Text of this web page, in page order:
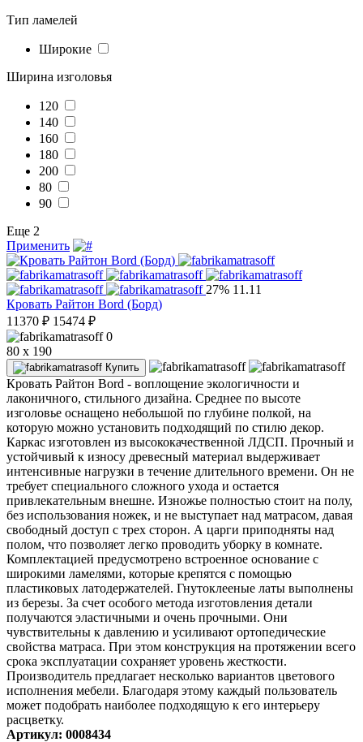
Тип ламелей
Широкие
Ширина изголовья
120
140
160
180
200
80
90
Еще 2
Применить
27% 11.11
Кровать Райтон Bord (Борд)
11370 ₽ 15474 ₽
0
80 x 190
Купить
Кровать Райтон Bord - воплощение экологичности и
лаконичного, стильного дизайна. Среднее по высоте
изголовье оснащено небольшой по глубине полкой, на
которую можно установить подходящий по стилю декор.
Каркас изготовлен из высококачественной ЛДСП. Прочный и
устойчивый к износу древесный материал выдерживает
интенсивные нагрузки в течение длительного времени. Он не
требует специального сложного ухода и остается
привлекательным внешне. Изножье полностью стоит на полу,
без использования ножек, и не выступает над матрасом, давая
свободный доступ с трех сторон. А царги приподняты над
полом, что позволяет легко проводить уборку в комнате.
Комплектацией предусмотрено встроенное основание с
широкими ламелями, которые крепятся с помощью
пластиковых латодержателей. Гнутоклееные латы выполнены
из березы. За счет особого метода изготовления детали
получаются эластичными и очень прочными. Они
чувствительны к давлению и усиливают ортопедические
свойства матраса. При этом конструкция на протяжении всего
срока эксплуатации сохраняет уровень жесткости.
Производитель предлагает несколько вариантов цветового
исполнения мебели. Благодаря этому каждый пользователь
может подобрать наиболее подходящую к его интерьеру
расцветку.
Артикул: 0008434